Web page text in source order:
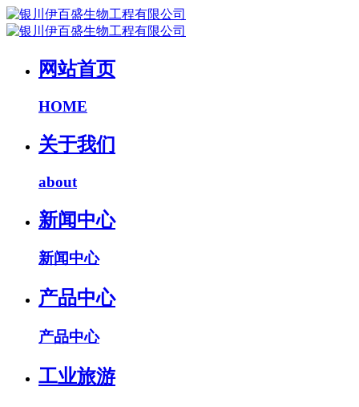
网站首页
HOME
关于我们
about
新闻中心
新闻中心
产品中心
产品中心
工业旅游